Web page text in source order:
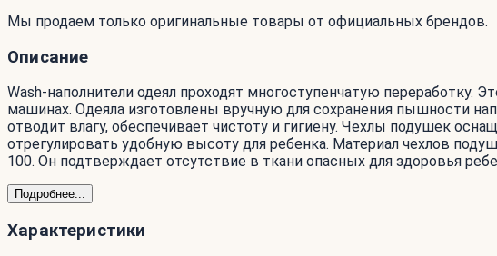
Мы продаем только оригинальные товары от официальных брендов.
Описание
Wash-наполнители одеял проходят многоступенчатую
машинах. Одеяла изготовлены вручную для сохранения пышности
отводит влагу, обеспечивает чистоту и гигиену. Чехлы подушек
отрегулировать удобную высоту для ребенка. Материал чехлов
100. Он подтверждает отсутствие в ткани опасных для здоровья
Подробнее...
Характеристики